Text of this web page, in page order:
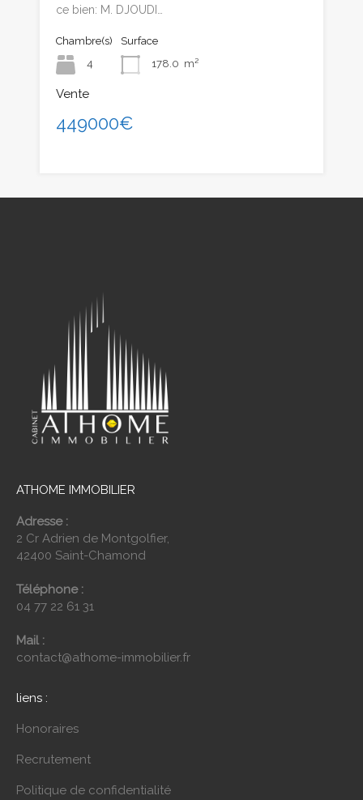
ce bien: M. DJOUDI…
Chambre(s)
4
Surface
178.0 m²
Vente
449000€
ATHOME IMMOBILIER
Adresse :
2 Cr Adrien de Montgolfier,
42400 Saint-Chamond
Téléphone :
04 77 22 61 31
Mail :
contact@athome-immobilier.fr
liens :
Honoraires
Recrutement
Politique de confidentialité